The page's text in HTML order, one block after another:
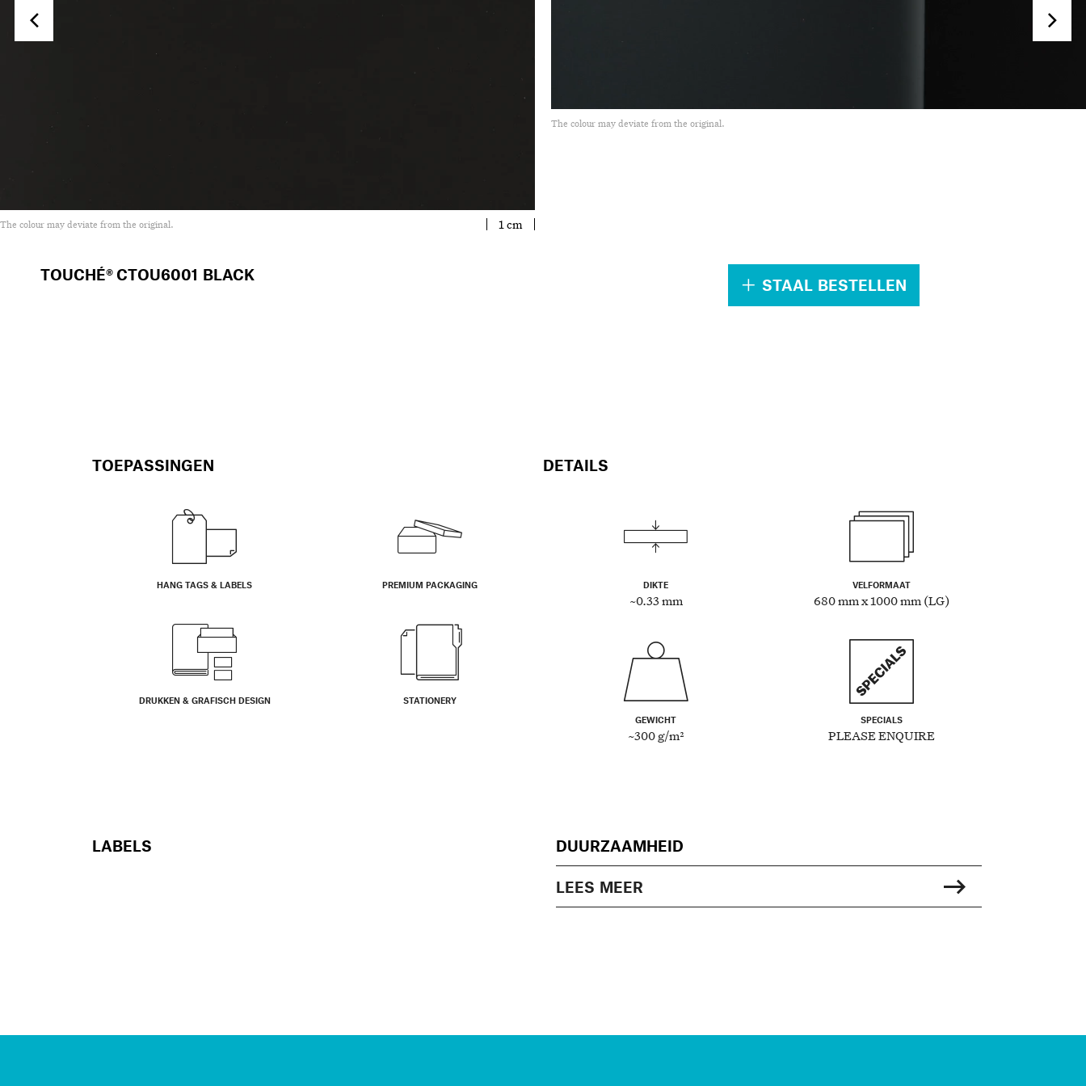
The colour may deviate from the original. 1 cm
The colour may deviate from the original.
TOUCHÉ® CTOU6001 BLACK
STAAL BESTELLEN
TOEPASSINGEN
HANG TAGS & LABELS PREMIUM PACKAGING
DRUKKEN & GRAFISCH DESIGN STATIONERY
DETAILS
DIKTE
~0.33 mm
VELFORMAAT
680 mm x 1000 mm (LG)
GEWICHT
~300 g/m²
SPECIALS
PLEASE ENQUIRE
LABELS DUURZAAMHEID
LEES MEER